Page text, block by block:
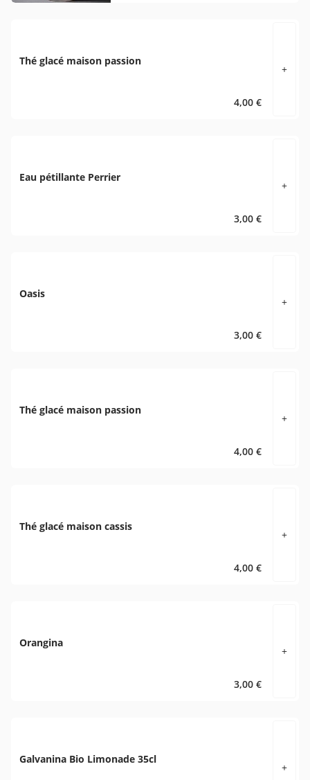
Thé glacé maison passion
4,00 €
+
Eau pétillante Perrier
3,00 €
+
Oasis
3,00 €
+
Thé glacé maison passion
4,00 €
+
Thé glacé maison cassis
4,00 €
+
Orangina
3,00 €
+
Galvanina Bio Limonade 35cl
+